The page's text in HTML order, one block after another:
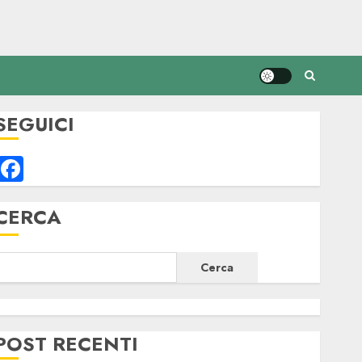
Facebook
Cerca
RECENTI